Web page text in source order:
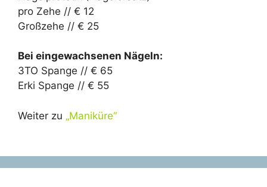
pro Zehe // € 12
Großzehe // € 25
Bei eingewachsenen Nägeln:
3TO Spange // € 65
Erki Spange // € 55
Weiter zu „Maniküre“